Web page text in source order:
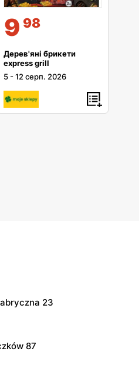
9 98
Дерев'яні брикети
express grill
5 -12 серп. 2026
23
87